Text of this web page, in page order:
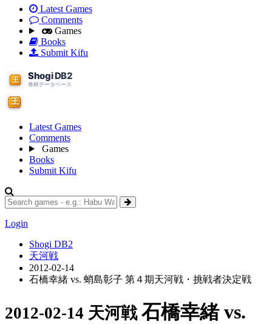
Latest Games
Comments
Games
Books
Submit Kifu
Latest Games
Comments
Games
Books
Submit Kifu
Login
Shogi DB2
天河戦
2012-02-14
石橋幸緒 vs. 蛸島彰子 第４期天河戦・挑戦者決定戦
2012-02-14 天河戦 石橋幸緒 vs.